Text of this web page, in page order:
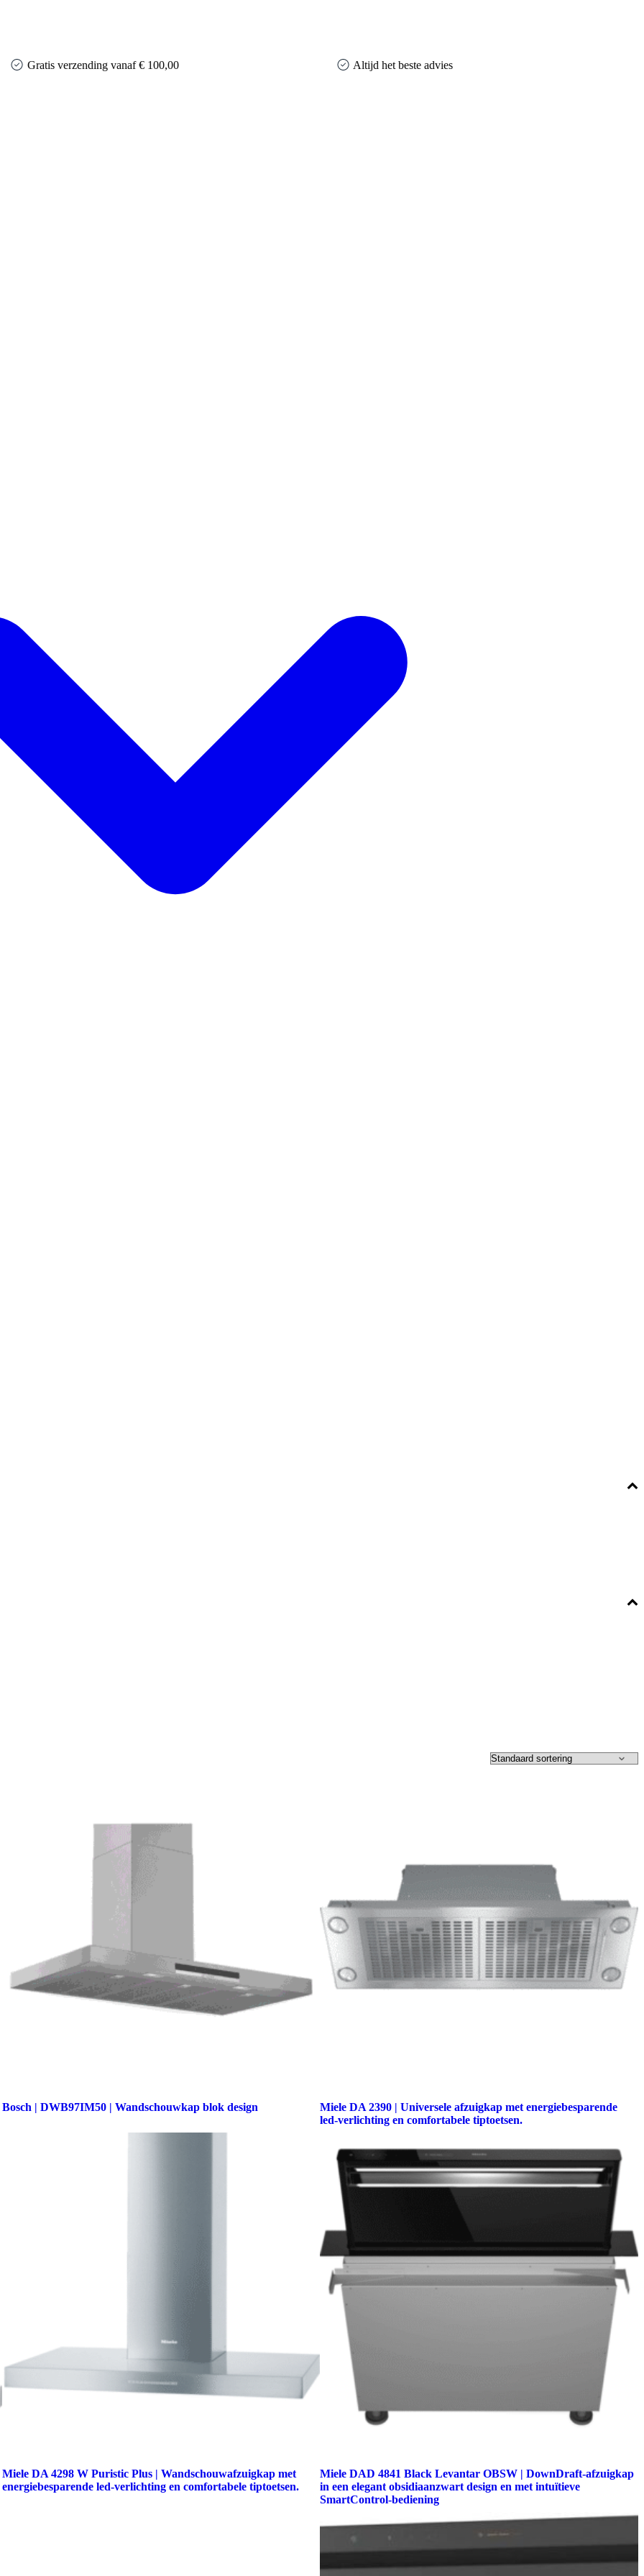
Gratis verzending vanaf € 100,00 Altijd het beste advies
Bosch | DWB97IM50 | Wandschouwkap blok design
Miele DA 2390 | Universele afzuigkap met energiebesparende
led-verlichting en comfortabele tiptoetsen.
Miele DA 4298 W Puristic Plus | Wandschouwafzuigkap met
energiebesparende led-verlichting en comfortabele tiptoetsen.
Miele DAD 4841 Black Levantar OBSW | DownDraft-afzuigkap
in een elegant obsidiaanzwart design en met intuïtieve
SmartControl-bediening